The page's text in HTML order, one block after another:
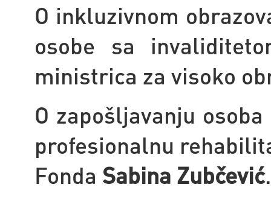
O inkluzivnom
osobe sa
ministrica za visoko
O zapošljavanju
profesionalnu
Fonda Sabina Zubčević.